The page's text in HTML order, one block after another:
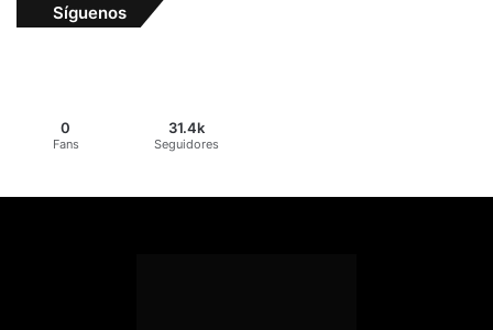
Síguenos
0
Fans
31.4k
Seguidores